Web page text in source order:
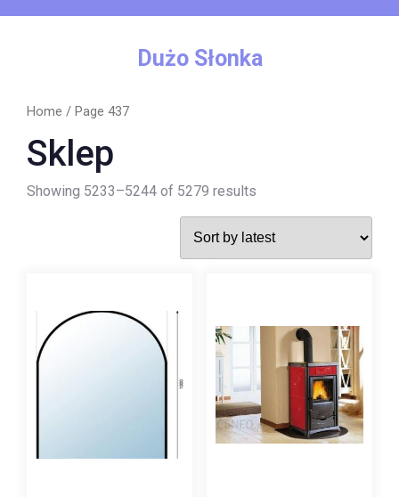
Dużo Słonka
Home / Page 437
Sklep
Showing 5233–5244 of 5279 results